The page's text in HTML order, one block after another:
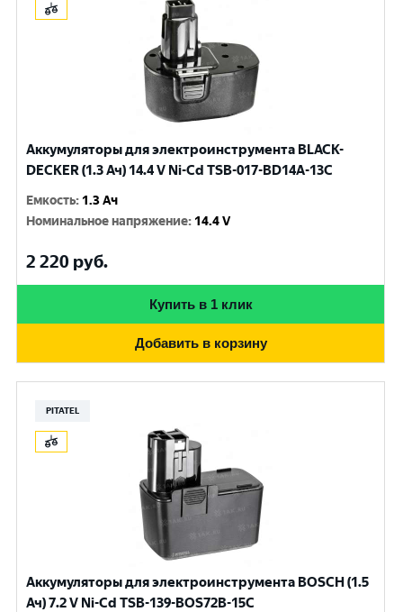
Аккумуляторы для электроинструмента BLACK-
DECKER (1.3 Ач) 14.4 V Ni-Cd TSB-017-BD14A-13C
Емкость: 1.3 Ач
Номинальное напряжение: 14.4 V
2 220 руб.
Купить в 1 клик
Добавить в корзину
PITATEL
Аккумуляторы для электроинструмента BOSCH (1.5
Ач) 7.2 V Ni-Cd TSB-139-BOS72B-15C